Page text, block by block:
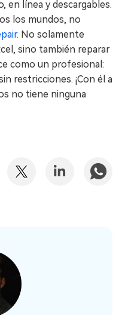
en línea y descargables.
los mundos, no
. No solamente
sino también reparar
como un profesional:
restricciones. ¡Con él a
no tiene ninguna